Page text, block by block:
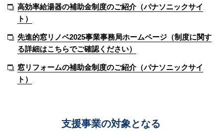
高効率給湯器の補助金制度のご紹介（パナソニックサイ
ト）
先進的窓リノベ2025事業事務局ホームページ（制度に関す
る詳細はこちらでご確認ください）
窓リフォームの補助金制度のご紹介（パナソニックサイ
ト）
支援事業の対象となる